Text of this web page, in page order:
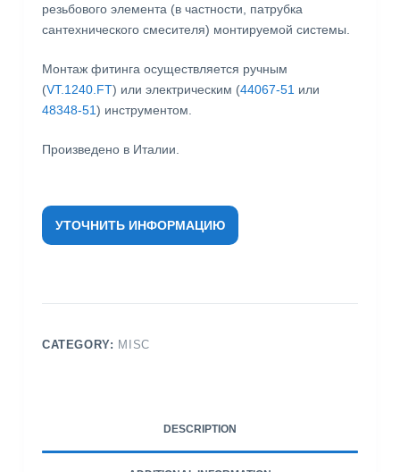
резьбового элемента (в частности, патрубка
сантехнического смесителя) монтируемой системы.
Монтаж фитинга осуществляется ручным
(VT.1240.FT) или электрическим (44067-51 или
48348-51) инструментом.
Произведено в Италии.
УТОЧНИТЬ ИНФОРМАЦИЮ
CATEGORY: MISC
DESCRIPTION